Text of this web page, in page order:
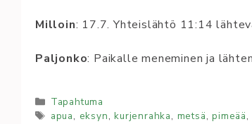
Milloin: 17.7. Yhteislähtö 11:14
Paljonko: Paikalle meneminen ja
Kategoriat
Tapahtuma
Avainsanat
apua, eksyn,kurjenrahka, metsä,pimeää,